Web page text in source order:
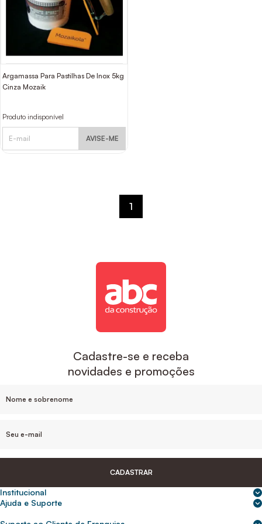
Argamassa Para Pastilhas De Inox 5kg
Cinza Mozaik
Produto indisponível
AVISE-ME
1
Cadastre-se e receba
novidades e promoções
CADASTRAR
Institucional
Sobre nós
Ajuda e Suporte